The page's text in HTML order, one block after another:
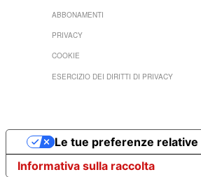
ABBONAMENTI
PRIVACY
COOKIE
ESERCIZIO DEI DIRITTI DI PRIVACY
Informativa sulla raccolta
Le tue preferenze relative